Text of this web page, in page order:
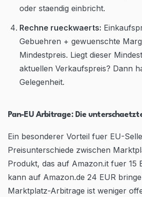
oder staendig einbricht.
Rechne rueckwaerts:
Gebuehren + gewuenschte
Mindestpreis. Liegt dieser
aktuellen Verkaufspreis? Dann
Gelegenheit.
Pan-EU Arbitrage: Die
Ein besonderer Vorteil fuer EU-
Preisunterschiede zwischen
Produkt, das auf Amazon.it fuer 15
kann auf Amazon.de 24 EUR
Marktplatz-Arbitrage ist weniger